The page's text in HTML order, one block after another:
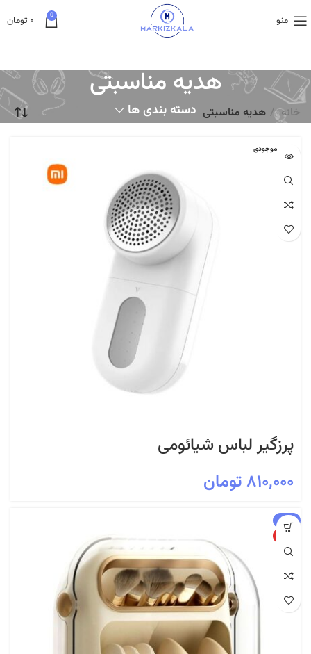
منو 0 ۰ تومان
هدیه مناسبتی
دسته بندی ها خانه هدیه مناسبتی
اتمام موجودی
پرزگیر لباس شیائومی
۸۱۰,۰۰۰ تومان
-4%
ویژه